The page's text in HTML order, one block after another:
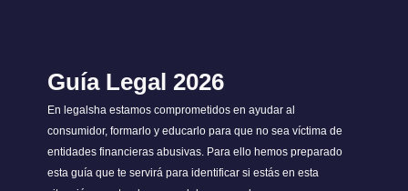
Guía Legal 2026
En legalsha estamos comprometidos en ayudar al
consumidor, formarlo y educarlo para que no sea víctima de
entidades financieras abusivas. Para ello hemos preparado
esta guía que te servirá para identificar si estás en esta